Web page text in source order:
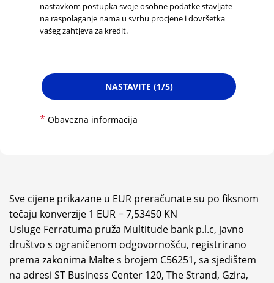
nastavkom postupka svoje osobne podatke stavljate
na raspolaganje nama u svrhu procjene i dovršetka
vašeg zahtjeva za kredit.
NASTAVITE (1/5)
* Obavezna informacija
Sve cijene prikazane u EUR preračunate su po fiksnom
tečaju konverzije 1 EUR = 7,53450 KN
Usluge Ferratuma pruža Multitude bank p.l.c, javno
društvo s ograničenom odgovornošću, registrirano
prema zakonima Malte s brojem C56251, sa sjedištem
na adresi ST Business Center 120, The Strand, Gzira,